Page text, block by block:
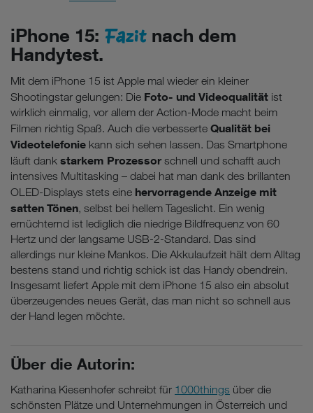
iPhone 15: Fazit nach dem
Handytest.
Mit dem iPhone 15 ist Apple mal wieder ein kleiner
Shootingstar gelungen: Die Foto- und Videoqualität ist
wirklich einmalig, vor allem der Action-Mode macht beim
Filmen richtig Spaß. Auch die verbesserte Qualität bei
Videotelefonie kann sich sehen lassen. Das Smartphone
läuft dank starkem Prozessor schnell und schafft auch
intensives Multitasking – dabei hat man dank des brillanten
OLED-Displays stets eine hervorragende Anzeige mit
satten Tönen, selbst bei hellem Tageslicht. Ein wenig
ernüchternd ist lediglich die niedrige Bildfrequenz von 60
Hertz und der langsame USB-2-Standard. Das sind
allerdings nur kleine Mankos. Die Akkulaufzeit hält dem Alltag
bestens stand und richtig schick ist das Handy obendrein.
Insgesamt liefert Apple mit dem iPhone 15 also ein absolut
überzeugendes neues Gerät, das man nicht so schnell aus
der Hand legen möchte.
Über die Autorin:
Katharina Kiesenhofer schreibt für 1000things über die
schönsten Plätze und Unternehmungen in Österreich und